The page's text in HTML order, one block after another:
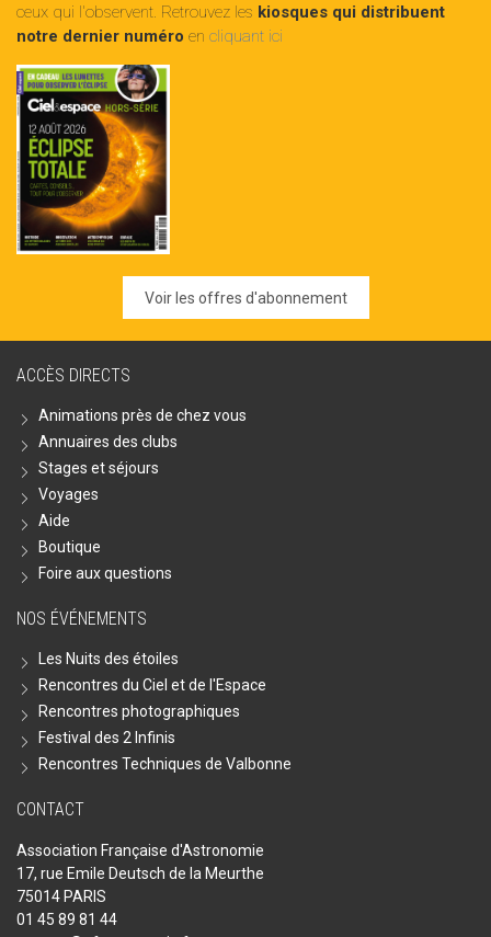
ceux qui l'observent. Retrouvez les kiosques qui distribuent
notre dernier numéro en cliquant ici
Voir les offres d'abonnement
ACCÈS DIRECTS
Animations près de chez vous
Annuaires des clubs
Stages et séjours
Voyages
Aide
Boutique
Foire aux questions
NOS ÉVÉNEMENTS
Les Nuits des étoiles
Rencontres du Ciel et de l'Espace
Rencontres photographiques
Festival des 2 Infinis
Rencontres Techniques de Valbonne
CONTACT
Association Française d'Astronomie
17, rue Emile Deutsch de la Meurthe
75014 PARIS
01 45 89 81 44